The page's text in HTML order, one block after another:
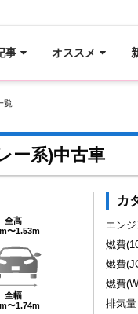
事 オススメ
覧
ー系)中古車
全高
〜1.53m
全幅
〜1.74m
カ
エンジ
燃費
燃費
燃費
排気量